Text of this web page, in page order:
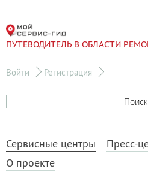
ПУТЕВОДИТЕЛЬ В ОБЛАСТИ
Войти Регистрация
Сервисные центры Пресс-
О проекте